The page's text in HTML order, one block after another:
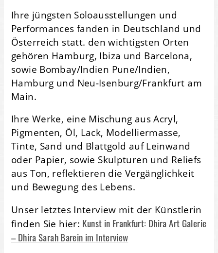
Ihre jüngsten Soloausstellungen und
Performances fanden in Deutschland und
Österreich statt. den wichtigsten Orten
gehören Hamburg, Ibiza und Barcelona,
sowie Bombay/Indien Pune/Indien,
Hamburg und Neu-Isenburg/Frankfurt am
Main.
Ihre Werke, eine Mischung aus Acryl,
Pigmenten, Öl, Lack, Modelliermasse,
Tinte, Sand und Blattgold auf Leinwand
oder Papier, sowie Skulpturen und Reliefs
aus Ton, reflektieren die Vergänglichkeit
und Bewegung des Lebens.
Unser letztes Interview mit der Künstlerin
finden Sie hier: Kunst in Frankfurt: Dhira Art Galerie
– Dhira Sarah Barein im Interview